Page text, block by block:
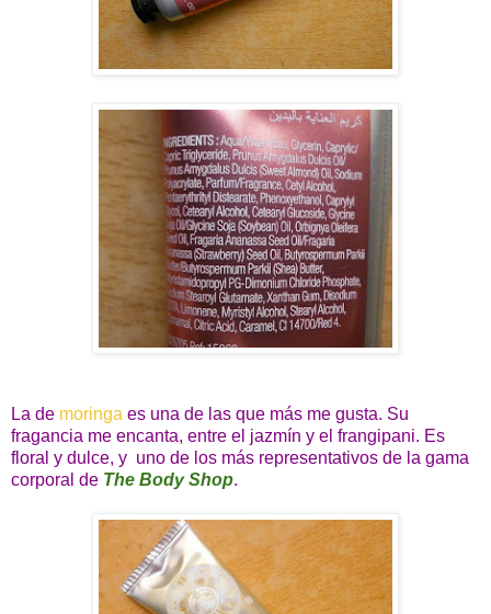
La de moringa es una de las que más me gusta. Su
fragancia me encanta, entre el jazmín y el frangipani. Es
floral y dulce, y uno de los más representativos de la gama
corporal de The Body Shop.